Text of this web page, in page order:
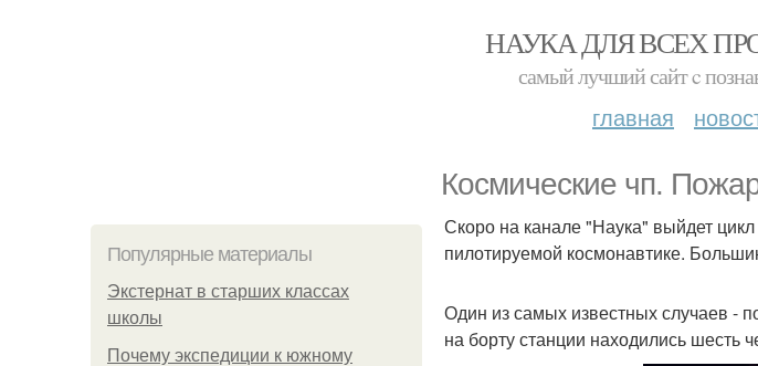
НАУКА ДЛЯ ВСЕХ
самый лучший сайт c
главная
Космические чп.
Популярные материалы
Экстернат в старших классах
школы
Почему экспедиции к южному
Скоро на канале "Наука" выйдет
пилотируемой космонавтике.
Один из самых известных случаев -
на борту станции находились шесть